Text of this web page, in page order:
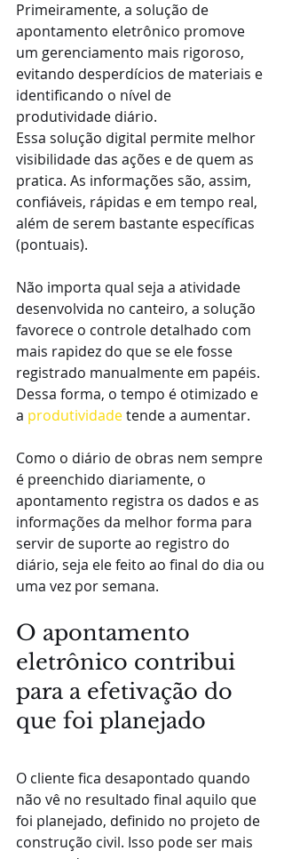
Primeiramente, a solução de
apontamento eletrônico promove
um gerenciamento mais rigoroso,
evitando desperdícios de materiais e
identificando o nível de
produtividade diário.
Essa solução digital permite melhor
visibilidade das ações e de quem as
pratica. As informações são, assim,
confiáveis, rápidas e em tempo real,
além de serem bastante específicas
(pontuais).
Não importa qual seja a atividade
desenvolvida no canteiro, a solução
favorece o controle detalhado com
mais rapidez do que se ele fosse
registrado manualmente em papéis.
Dessa forma, o tempo é otimizado e
a produtividade tende a aumentar.
Como o diário de obras nem sempre
é preenchido diariamente, o
apontamento registra os dados e as
informações da melhor forma para
servir de suporte ao registro do
diário, seja ele feito ao final do dia ou
uma vez por semana.
O apontamento
eletrônico contribui
para a efetivação do
que foi planejado
O cliente fica desapontado quando
não vê no resultado final aquilo que
foi planejado, definido no projeto de
construção civil. Isso pode ser mais